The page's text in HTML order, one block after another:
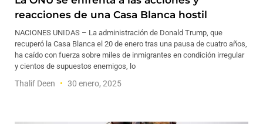
reacciones de una Casa Blanca hostil
NACIONES UNIDAS – La administración de Donald Trump, que
recuperó la Casa Blanca el 20 de enero tras una pausa de cuatro años,
ha caído con fuerza sobre miles de inmigrantes en condición irregular
y cientos de supuestos enemigos, lo
Thalif Deen 30 enero, 2025